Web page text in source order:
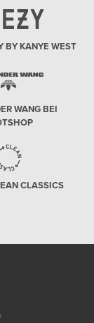
BY KANYE WEST
WANG BEI
CLASSICS